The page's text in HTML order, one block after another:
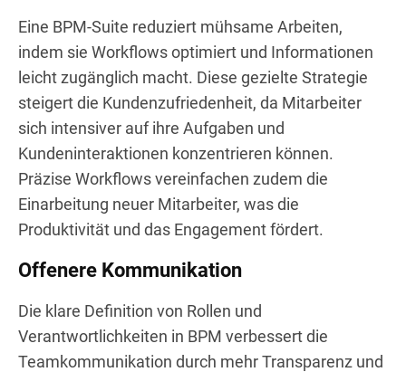
Eine BPM-Suite reduziert mühsame Arbeiten,
indem sie Workflows optimiert und Informationen
leicht zugänglich macht. Diese gezielte Strategie
steigert die Kundenzufriedenheit, da Mitarbeiter
sich intensiver auf ihre Aufgaben und
Kundeninteraktionen konzentrieren können.
Präzise Workflows vereinfachen zudem die
Einarbeitung neuer Mitarbeiter, was die
Produktivität und das Engagement fördert.
Offenere Kommunikation
Die klare Definition von Rollen und
Verantwortlichkeiten in BPM verbessert die
Teamkommunikation durch mehr Transparenz und